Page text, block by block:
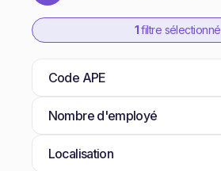
1 filtre sélectionné
Code APE
Nombre d'employé
Localisation